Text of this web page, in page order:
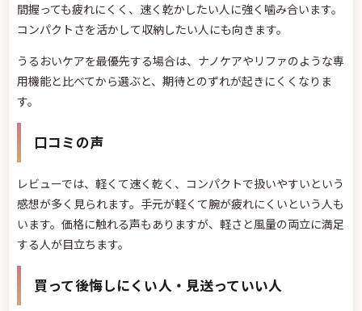
間握っても疲れにくく、速く乾かしたい人に強く噛み合います。
コンパクトさを活かして収納したい人にも向きます。
うるおいケアを最優先する場合は、ナノケアやリファのような専
用機能と比べてから選ぶと、期待とのずれが起きにくくなりま
す。
口コミの声
レビューでは、軽くて速く乾く、コンパクトで扱いやすいという
感想が多く見られます。手元が軽くて腕が疲れにくいという人も
います。価格に触れる声もありますが、軽さと風量の両立に満足
する人が目立ちます。
買って後悔しにくい人・見送っていい人